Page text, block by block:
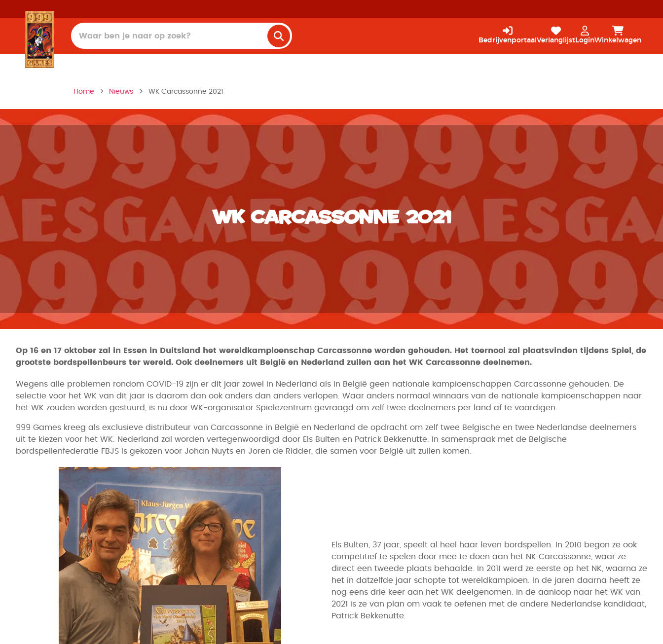
Bedrijvenportaal Verlanglijst LoginWinkelwagen
Home Nieuws WK Carcassonne 2021
WK Carcassonne 2021
Op 16 en 17 oktober zal in Essen in Duitsland het wereldkampioenschap Carcassonne worden gehouden. Het toernooi zal plaatsvinden tijdens Spiel, de
grootste bordspellenbeurs ter wereld. Ook deelnemers uit België en Nederland zullen aan het WK Carcassonne deelnemen.
Wegens alle problemen rondom COVID-19 zijn er dit jaar zowel in Nederland als in België geen nationale kampioenschappen Carcassonne gehouden. De
selectie voor het WK van dit jaar is daarom dan ook anders dan anders verlopen. Waar anders normaal winnaars van de nationale kampioenschappen naar
het WK zouden worden gestuurd, is nu door WK-organisator Spielezentrum gevraagd om zelf twee deelnemers per land af te vaardigen.
999 Games kreeg als exclusieve distributeur van Carcassonne in België en Nederland de opdracht om zelf twee Belgische en twee Nederlandse deelnemers
uit te kiezen voor het WK. Nederland zal worden vertegenwoordigd door Els Bulten en Patrick Bekkenutte. In samenspraak met de Belgische
bordspellenfederatie FBJS is gekozen voor Johan Nuyts en Joren de Ridder, die samen voor België uit zullen komen.
Els Bulten, 37 jaar, speelt al heel haar leven bordspellen. In 2010 begon ze ook
competitief te spelen door mee te doen aan het NK Carcassonne, waar ze
direct een tweede plaats behaalde. In 2011 werd ze eerste op het NK, waarna ze
het in datzelfde jaar schopte tot wereldkampioen. In de jaren daarna heeft ze
nog eens drie keer aan het WK deelgenomen. In de aanloop naar het WK van
2021 is ze van plan om vaak te oefenen met de andere Nederlandse kandidaat,
Patrick Bekkenutte.